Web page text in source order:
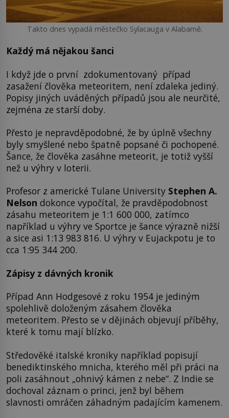
Takto dnes vypadá městečko Sylacauga v Alabamě.
Každý má nějakou šanci
I když jde o první zdokumentovaný případ
zasažení člověka meteoritem, není zdaleka jediný.
Popisy jiných uváděných případů jsou ale neurčité,
zejména ze starší doby.
Přesto je nepravděpodobné, že by úplně všechny
byly smyšlené nebo špatně popsané či pochopené.
Šance, že člověka zasáhne meteorit, je totiž vyšší
než u výhry v loterii.
Profesor z americké Tulane University Stephen A.
Nelson dokonce vypočítal, že pravděpodobnost
zásahu meteoritem je 1:1 600 000, zatímco
například u výhry ve Sportce je šance výrazně nižší
a sice asi 1:13 983 816. U výhry v Eujackpotu je to
cca 1:95 344 200.
Zápisy z dávných kronik
Případ Ann Hodgesové z roku 1954 je jediným
spolehlivě doloženým zásahem člověka
meteoritem. Přesto se v dějinách objevují příběhy,
které k tomu mají blízko.
Středověké italské kroniky například popisují
benediktinského mnicha, kterého měl při práci na
poli zasáhnout „ohnivý kámen z nebe“. Z Indie se
dochoval záznam o princi, jenž byl během
slavnosti omráčen záhadným padajícím kamenem.